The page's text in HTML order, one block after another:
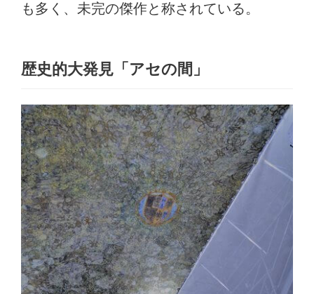
も多く、未完の傑作と称されている。
歴史的大発見「アセの間」